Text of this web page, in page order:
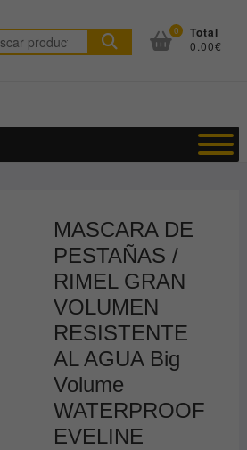
Buscar
por:
0 Total
0.00€
MASCARA DE
PESTAÑAS /
RIMEL GRAN
VOLUMEN
RESISTENTE
AL AGUA Big
Volume
WATERPROOF
EVELINE